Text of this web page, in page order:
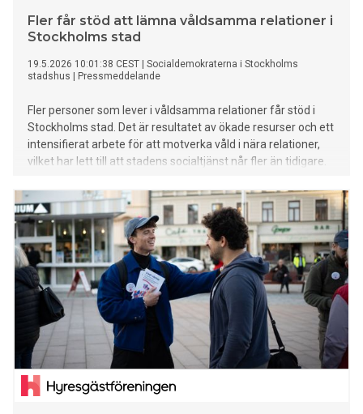
Fler får stöd att lämna våldsamma relationer i
Stockholms stad
19.5.2026 10:01:38 CEST
Socialdemokraterna i Stockholms
stadshus
Pressmeddelande
Fler personer som lever i våldsamma relationer får stöd i
Stockholms stad. Det är resultatet av ökade resurser och ett
intensifierat arbete för att motverka våld i nära relationer,
vilket har lett till att stadens socialtjänst når fler än tidigare.